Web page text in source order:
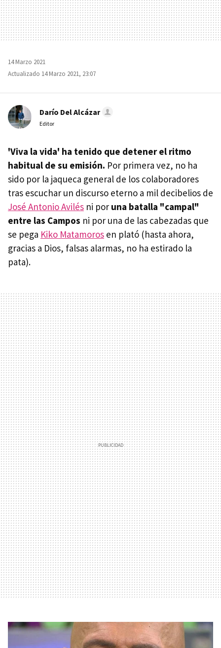
14 Marzo 2021
Actualizado 14 Marzo 2021, 23:07
Darío Del Alcázar
Editor
'Viva la vida' ha tenido que detener el ritmo
habitual de su emisión. Por primera vez, no ha
sido por la jaqueca general de los colaboradores
tras escuchar un discurso eterno a mil decibelios de
José Antonio Avilés ni por una batalla "campal"
entre las Campos ni por una de las cabezadas que
se pega Kiko Matamoros en plató (hasta ahora,
gracias a Dios, falsas alarmas, no ha estirado la
pata).